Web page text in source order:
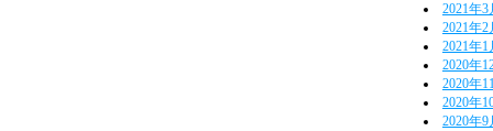
2021年3
2021年2
2021年1
2020年
2020年
2020年
2020年9